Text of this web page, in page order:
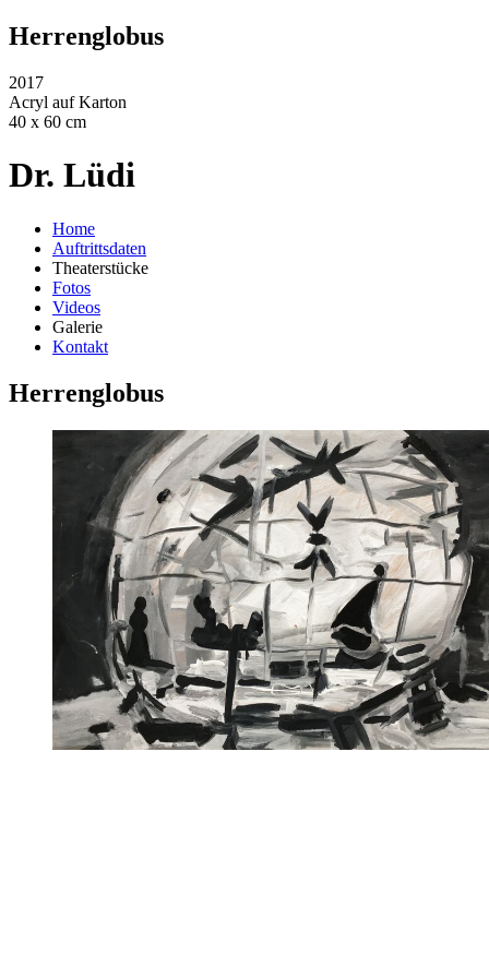
Herrenglobus
2017
Acryl auf Karton
40 x 60 cm
Dr. Lüdi
Home
Auftrittsdaten
Theaterstücke
Fotos
Videos
Galerie
Kontakt
Herrenglobus